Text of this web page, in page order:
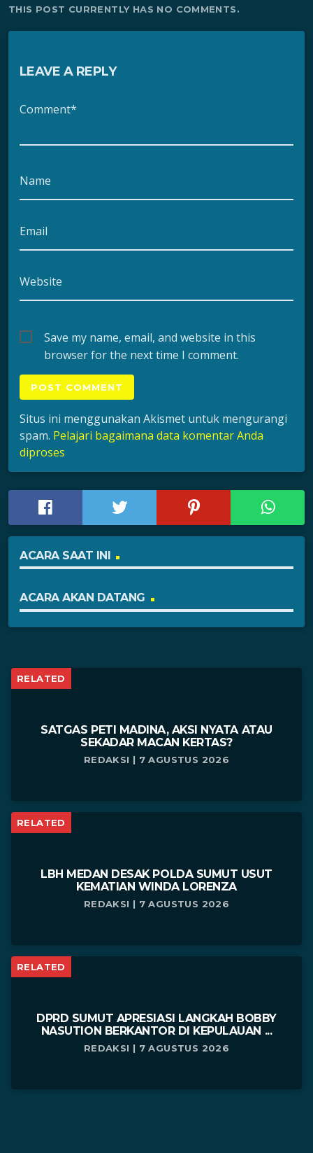
THIS POST CURRENTLY HAS NO COMMENTS.
LEAVE A REPLY
Comment*
Name
Email
Website
Save my name, email, and website in this
browser for the next time I comment.
Situs ini menggunakan Akismet untuk mengurangi
spam. Pelajari bagaimana data komentar Anda
diproses
ACARA SAAT INI
ACARA AKAN DATANG
RELATED
SATGAS PETI MADINA, AKSI NYATA ATAU
SEKADAR MACAN KERTAS?
REDAKSI | 7 AGUSTUS 2026
RELATED
LBH MEDAN DESAK POLDA SUMUT USUT
KEMATIAN WINDA LORENZA
REDAKSI | 7 AGUSTUS 2026
RELATED
DPRD SUMUT APRESIASI LANGKAH BOBBY
NASUTION BERKANTOR DI KEPULAUAN ...
REDAKSI | 7 AGUSTUS 2026